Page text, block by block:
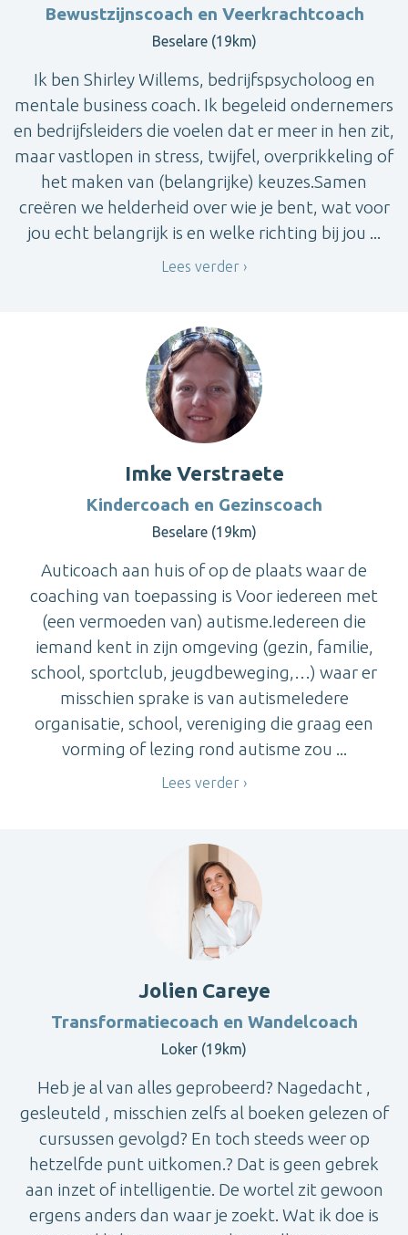
Bewustzijnscoach en Veerkrachtcoach
Beselare (19km)
Ik ben Shirley Willems, bedrijfspsycholoog en
mentale business coach. Ik begeleid ondernemers
en bedrijfsleiders die voelen dat er meer in hen zit,
maar vastlopen in stress, twijfel, overprikkeling of
het maken van (belangrijke) keuzes.Samen
creëren we helderheid over wie je bent, wat voor
jou echt belangrijk is en welke richting bij jou ...
Lees verder
Imke Verstraete
Kindercoach en Gezinscoach
Beselare (19km)
Auticoach aan huis of op de plaats waar de
coaching van toepassing is Voor iedereen met
(een vermoeden van) autisme.Iedereen die
iemand kent in zijn omgeving (gezin, familie,
school, sportclub, jeugdbeweging,…) waar er
misschien sprake is van autismeIedere
organisatie, school, vereniging die graag een
vorming of lezing rond autisme zou ...
Lees verder
Jolien Careye
Transformatiecoach en Wandelcoach
Loker (19km)
Heb je al van alles geprobeerd? Nagedacht ,
gesleuteld , misschien zelfs al boeken gelezen of
cursussen gevolgd? En toch steeds weer op
hetzelfde punt uitkomen.? Dat is geen gebrek
aan inzet of intelligentie. De wortel zit gewoon
ergens anders dan waar je zoekt. Wat ik doe is